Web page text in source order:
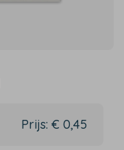
Prijs: € 0,45